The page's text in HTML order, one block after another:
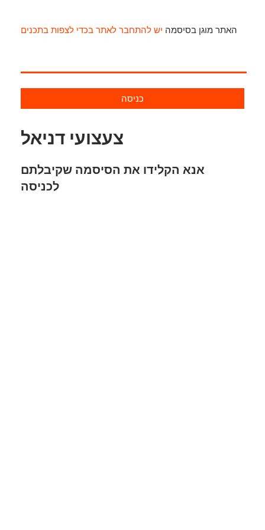
האתר מוגן בסיסמה יש להתחבר לאתר בכדי לצפות בתכנים
כניסה
צעצועי דניאל
אנא הקלידו את הסיסמה שקיבלתם
לכניסה